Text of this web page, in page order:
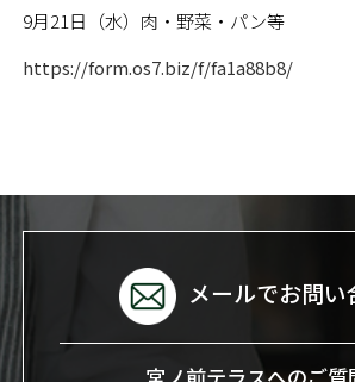
9月21日（水）肉・野菜・パン等
https://form.os7.biz/f/fa1a88b8/
メールでお問い